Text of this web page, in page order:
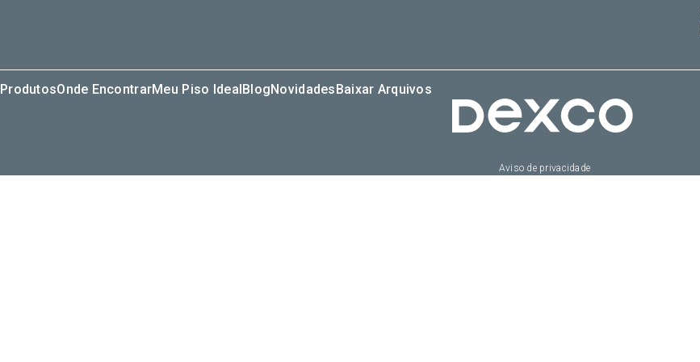
ProdutosOnde EncontrarMeu Piso IdealBlogNovidadesBaixar Arquivos
Aviso de privacidade